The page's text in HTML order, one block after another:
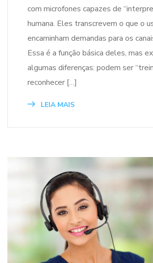
com microfones capazes de
humana. Eles transcrevem o que o
encaminham demandas para os
Essa é a função básica deles, mas
algumas diferenças: podem ser
reconhecer […]
LEIA MAIS